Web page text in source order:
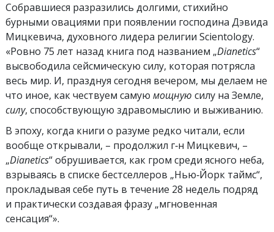
Собравшиеся разразились долгими, стихийно
бурными овациями при появлении господина Дэвида
Мицкевича, духовного лидера религии Scientology.
«Ровно 75 лет назад книга под названием „Dianetics“
высвободила сейсмическую силу, которая потрясла
весь мир. И, празднуя сегодня вечером, мы делаем не
что иное, как чествуем самую мощную силу на Земле,
силу, способствующую здравомыслию и выживанию.
В эпоху, когда книги о разуме редко читали, если
вообще открывали, – продолжил г‑н Мицкевич, –
„Dianetics“ обрушивается, как гром среди ясного неба,
взрываясь в списке бестселлеров „Нью‑Йорк таймс“,
прокладывая себе путь в течение 28 недель подряд
и практически создавая фразу „мгновенная
сенсация“».